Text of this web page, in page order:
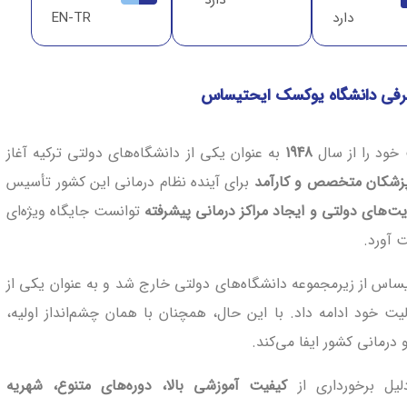
یوکسک ایحتیساس
ترکیه روی نقشه
دارد EN-TR
دانشگاه یوکسک ایحتیساس
را از سال 1948 به عنوان یکی از دانشگاه‌های دولتی ترکیه آغاز
متخصص و کارآمد برای آینده نظام درمانی این کشور تأسیس
دولتی و ایجاد مراکز درمانی پیشرفته توانست جایگاه ویژه‌ای
آورد.
از زیرمجموعه دانشگاه‌های دولتی خارج شد و به عنوان یکی از
خود ادامه داد. با این حال، همچنان با همان چشم‌انداز اولیه،
کشور ایفا می‌کند.
برخورداری ازکیفیت آموزشی بالا، دوره‌های متنوع، شهریه